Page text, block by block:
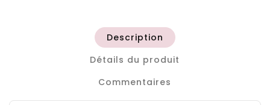
Description
Détails du produit
Commentaires